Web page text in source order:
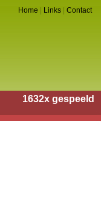
Home Links Contact
1632x gespeeld